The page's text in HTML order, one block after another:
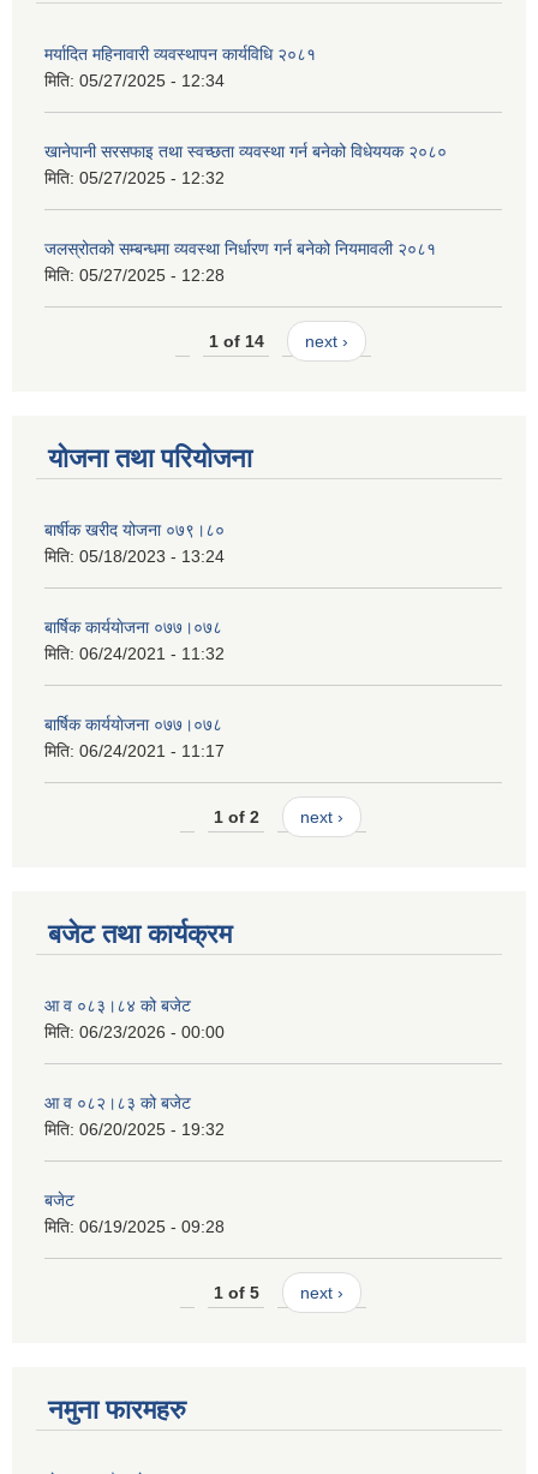
मर्यादित महिनावारी व्यवस्थापन कार्यविधि २०८१
मिति: 05/27/2025 - 12:34
खानेपानी सरसफाइ तथा स्वच्छता व्यवस्था गर्न बनेको विधेययक २०८०
मिति: 05/27/2025 - 12:32
जलस्रोतको सम्बन्धमा व्यवस्था निर्धारण गर्न बनेको नियमावली २०८१
मिति: 05/27/2025 - 12:28
1 of 14 next ›
योजना तथा परियोजना
बार्षीक खरीद योजना ०७९।८०
मिति: 05/18/2023 - 13:24
बार्षिक कार्ययाेजना ०७७।०७८
मिति: 06/24/2021 - 11:32
बार्षिक कार्ययाेजना ०७७।०७८
मिति: 06/24/2021 - 11:17
1 of 2 next ›
बजेट तथा कार्यक्रम
आ व ०८३।८४ को बजेट
मिति: 06/23/2026 - 00:00
आ व ०८२।८३ को बजेट
मिति: 06/20/2025 - 19:32
बजेट
मिति: 06/19/2025 - 09:28
1 of 5 next ›
नमुना फारमहरु